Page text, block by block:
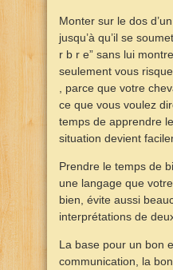
Monter sur le dos
jusqu’à qu’il se
r b r e” sans lui
seulement vous
, parce que votre
ce que vous voulez
temps de apprendre
situation devient
Prendre le temps de
une langage que
bien, évite aussi
interprétations de
La base pour un bon
communication, la